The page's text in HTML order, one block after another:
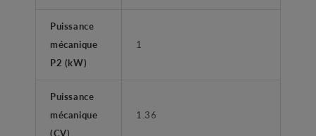
Puissance
mécanique
P2 (kW)
1
Puissance
mécanique
(CV)
1.36